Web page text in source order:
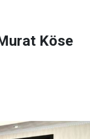
Köse